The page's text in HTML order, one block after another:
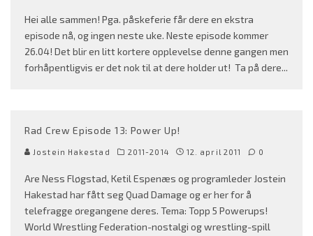
Hei alle sammen! Pga. påskeferie får dere en ekstra
episode nå, og ingen neste uke. Neste episode kommer
26.04! Det blir en litt kortere opplevelse denne gangen men
forhåpentligvis er det nok til at dere holder ut! Ta på dere...
Rad Crew Episode 13: Power Up!
Jostein Hakestad 2011-2014 12. april 2011 0
Are Ness Fløgstad, Ketil Espenæs og programleder Jostein
Hakestad har fått seg Quad Damage og er her for å
telefragge øregangene deres. Tema: Topp 5 Powerups!
World Wrestling Federation-nostalgi og wrestling-spill